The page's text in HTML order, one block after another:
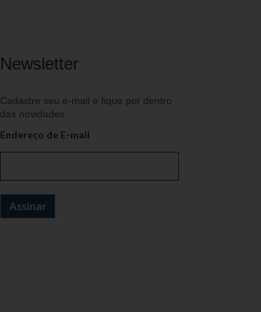
Newsletter
Cadastre seu e-mail e fique por dentro
das novidades
Endereço de E-mail